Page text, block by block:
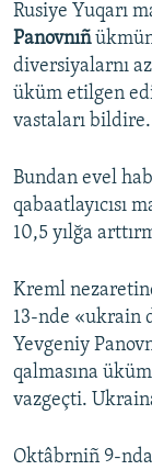
RFE/RS
Rusiye Yuqarı
Panovnıñ
diversiyalarnı
üküm etilgen
vastaları bildire.
Bundan evel
qabaatlayıcısı
10,5 yılğa
Kreml
13-nde «ukrain
Yevgeniy
qalmasına
vazgeçti.
Oktâbrniñ 9-nda